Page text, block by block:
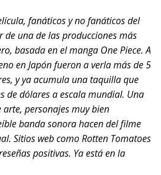
fanáticos y no fanáticos del
una de las producciones más
basada en el manga One Piece. A
en Japón fueron a verla más de 5
y ya acumula una taquilla que
de dólares a escala mundial. Una
personajes muy bien
banda sonora hacen del filme
Sitios web como Rotten Tomatoes
positivas. Ya está en la